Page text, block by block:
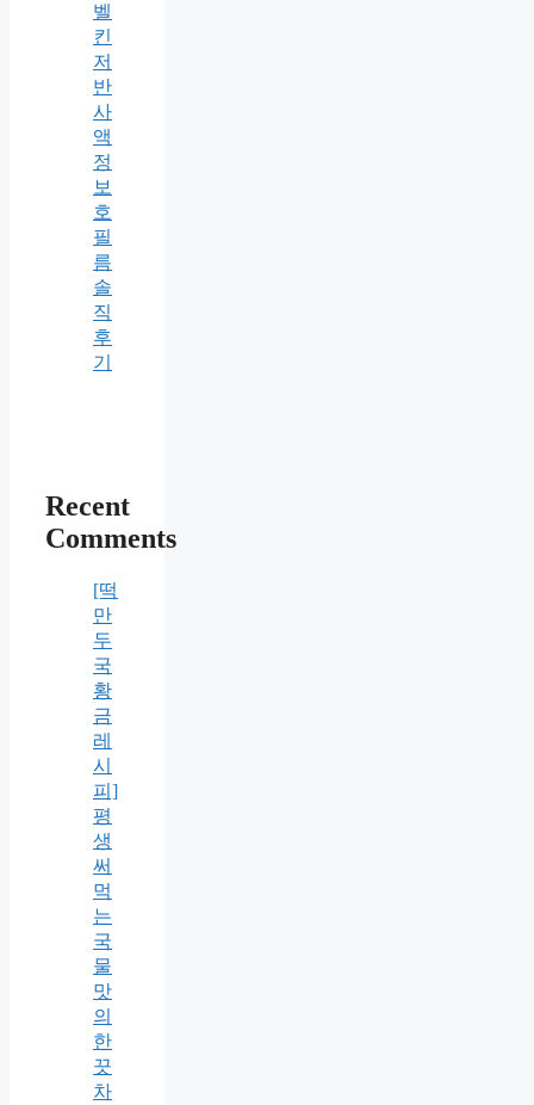
벨
킨
저
반
사
액
정
보
호
필
름
솔
직
후
기
Recent
Comments
[떡
만
두
국
황
금
레
시
피]
평
생
써
먹
는
국
물
맛
의
한
끗
차